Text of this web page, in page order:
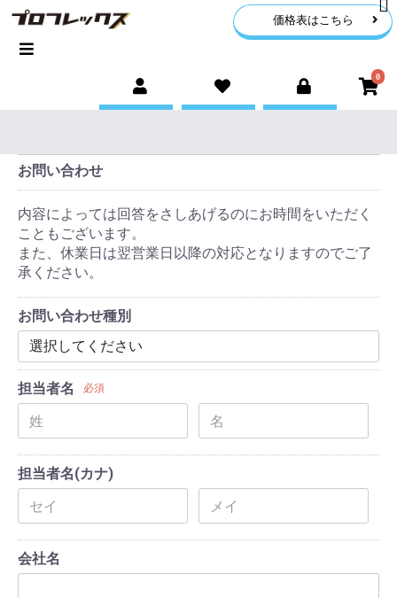
価格表はこちら
0
お問い合わせ
内容によっては回答をさしあげるのにお時間をいただく
こともございます。
また、休業日は翌営業日以降の対応となりますのでご了
承ください。
お問い合わせ種別
担当者名 必須
担当者名(カナ)
会社名